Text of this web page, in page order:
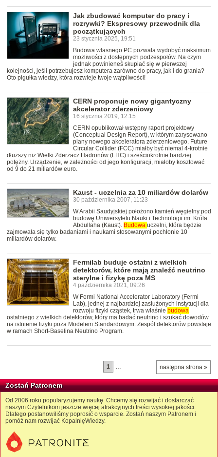
Jak zbudować komputer do pracy i
rozrywki? Ekspresowy przewodnik dla
początkujących
23 stycznia 2025, 19:51
Budowa własnego PC pozwala wydobyć maksimum
możliwości z dostępnych podzespołów. Na czym
jednak powinieneś skupiać się w pierwszej
kolejności, jeśli potrzebujesz komputera zarówno do pracy, jak i do grania?
Oto pigułka wiedzy, która rozwieje twoje wątpliwości!
CERN proponuje nowy gigantyczny
akcelerator zderzeniowy
16 stycznia 2019, 12:15
CERN opublikował wstępny raport projektowy
(Conceptual Design Report), w którym zarysowano
plany nowego akceleratora zderzeniowego. Future
Circular Collider (FCC) miałby być niemal 4-krotnie
dłuższy niż Wielki Zderzacz Hadronów (LHC) i sześciokrotnie bardziej
potężny. Urządzenie, w zależności od jego konfiguracji, miałoby kosztować
od 9 do 21 miliardów euro.
Kaust - uczelnia za 10 miliardów dolarów
30 października 2007, 11:23
W Arabii Saudyjskiej położono kamień węgielny pod
budowę Uniwersytetu Nauki i Technologii im. Króla
Abdullaha (Kaust). Budowa uczelni, która będzie
zajmowała się tylko badaniami i naukami stosowanymi pochłonie 10
miliardów dolarów.
Fermilab buduje ostatni z wielkich
detektorów, które mają znaleźć neutrino
sterylne i fizykę poza MS
4 października 2021, 09:26
W Fermi National Accelerator Laboratory (Fermi
Lab), jednej z najbardziej zasłużonych instytucji dla
rozwoju fizyki cząstek, trwa właśnie budowa
ostatniego z wielkich detektorów, który ma badać neutrino i szukać dowodów
na istnienie fizyki poza Modelem Standardowym. Zespół detektorów powstaje
w ramach Short-Baselina Neutrino Program.
następna strona »
1 …
Zostań Patronem
Od 2006 roku popularyzujemy naukę. Chcemy się rozwijać i dostarczać
naszym Czytelnikom jeszcze więcej atrakcyjnych treści wysokiej jakości.
Dlatego postanowiliśmy poprosić o wsparcie. Zostań naszym Patronem i
pomóż nam rozwijać KopalnięWiedzy.